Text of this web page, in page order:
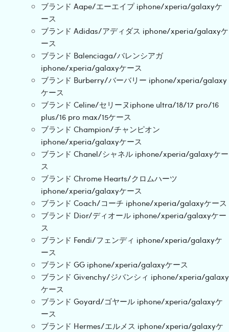
ブランド Aape/エーエイプ iphone/xperia/galaxyケ
ース
ブランド Adidas/アディダス iphone/xperia/galaxyケ
ース
ブランド Balenciaga/バレンシアガ
iphone/xperia/galaxyケース
ブランド Burberry/バーバリー iphone/xperia/galaxy
ケース
ブランド Celine/セリーヌiphone ultra/18/17 pro/16
plus/16 pro max/15ケース
ブランド Champion/チャンピオン
iphone/xperia/galaxyケース
ブランド Chanel/シャネル iphone/xperia/galaxyケー
ス
ブランド Chrome Hearts/クロムハーツ
iphone/xperia/galaxyケース
ブランド Coach/コーチ iphone/xperia/galaxyケース
ブランド Dior/ディオール iphone/xperia/galaxyケー
ス
ブランド Fendi/フェンディ iphone/xperia/galaxyケ
ース
ブランド GG iphone/xperia/galaxyケース
ブランド Givenchy/ジバンシィ iphone/xperia/galaxy
ケース
ブランド Goyard/ゴヤール iphone/xperia/galaxyケ
ース
ブランド Hermes/エルメス iphone/xperia/galaxyケ